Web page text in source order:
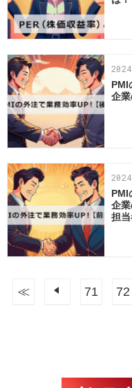
PMI
企
PMI
企
担
≪ 前へ
71 72